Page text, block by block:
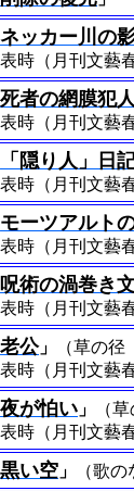
ネッカー川の
時（月刊文藝
死者の網膜犯
時（月刊文藝
「隠り人」日
時（月刊文藝
モーツアルト
時（月刊文藝
呪術の渦巻き
時（月刊文藝
老公」
（草の
時（月刊文藝
夜が怕い 」
（
時（月刊文藝
黒い空 」 （歌